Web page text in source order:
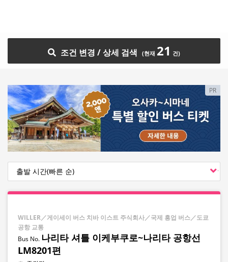
조건 변경 / 상세 검색 21
PR
WILLER／게이세이 버스 치바 이스트 주식회사／국제 흥업 버스／도쿄
공항 교통
나리타 셔틀 이케부쿠로~나리타 공항선
LM8201편